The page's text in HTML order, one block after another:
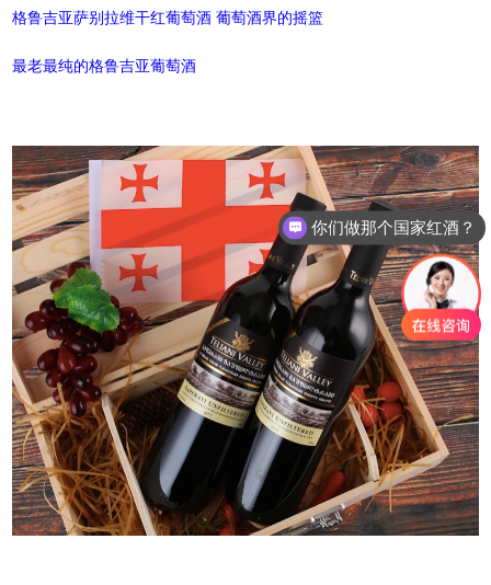
格鲁吉亚萨别拉维干红葡萄酒 葡萄酒界的摇篮
最老最纯的格鲁吉亚葡萄酒
你们做那个国家红酒？